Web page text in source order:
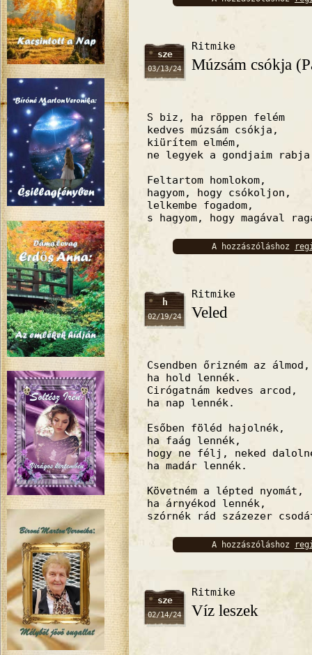
sze
03/13/24
Ritmike
Múzsám csókja
S biz, ha röppen felém
kedves múzsám csókja,
kiürítem elmém,
ne legyek a gondjaim
Feltartom homlokom,
hagyom, hogy csókoljon,
lelkembe fogadom,
s hagyom, hogy magával
A hozzászóláshoz
h
02/19/24
Ritmike
Veled
Csendben őrizném az álmod,
ha hold lennék.
Cirógatnám kedves arcod,
ha nap lennék.
Esőben föléd hajolnék,
ha faág lennék,
hogy ne félj, neked
ha madár lennék.
Követném a lépted nyomát,
ha árnyékod lennék,
szórnék rád százezer
A hozzászóláshoz
sze
02/14/24
Ritmike
Víz leszek